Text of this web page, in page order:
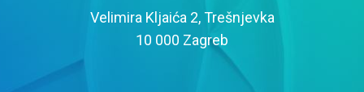
Velimira Kljaića 2, Trešnjevka
10 000 Zagreb